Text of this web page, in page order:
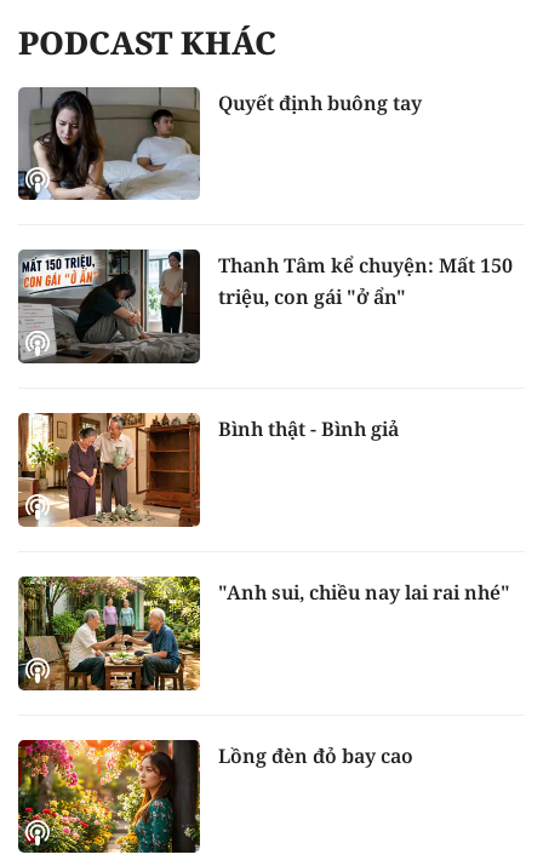
PODCAST KHÁC
Quyết định buông tay
Thanh Tâm kể chuyện: Mất 150
triệu, con gái "ở ẩn"
Bình thật - Bình giả
"Anh sui, chiều nay lai rai nhé"
Lồng đèn đỏ bay cao